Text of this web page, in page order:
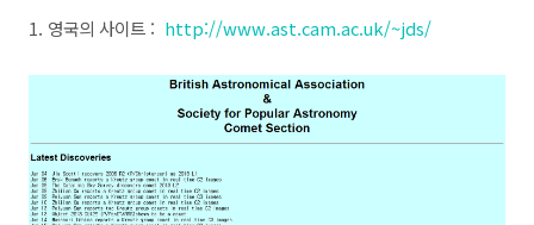
1. 영국의 사이트 : http://www.ast.cam.ac.uk/~jds/